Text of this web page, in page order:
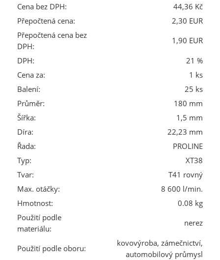
Cena bez DPH:
44,36 Kč
Přepočtená cena:
2,30 EUR
Přepočtená cena bez
DPH:
1,90 EUR
DPH:
21 %
Cena za:
1 ks
Balení:
25 ks
Průměr:
180 mm
Šířka:
1,5 mm
Díra:
22,23 mm
Řada:
PROLINE
Typ:
XT38
Tvar:
T41 rovný
Max. otáčky:
8 600 l/min.
Hmotnost:
0.08 kg
Použití podle
materiálu:
nerez
Použití podle oboru:
kovovýroba, zámečnictví,
automobilový průmysl